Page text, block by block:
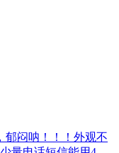
郁闷呐！！！外观不